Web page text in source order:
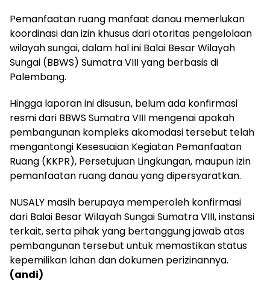
Pemanfaatan ruang manfaat danau memerlukan
koordinasi dan izin khusus dari otoritas pengelolaan
wilayah sungai, dalam hal ini Balai Besar Wilayah
Sungai (BBWS) Sumatra VIII yang berbasis di
Palembang.
Hingga laporan ini disusun, belum ada konfirmasi
resmi dari BBWS Sumatra VIII mengenai apakah
pembangunan kompleks akomodasi tersebut telah
mengantongi Kesesuaian Kegiatan Pemanfaatan
Ruang (KKPR), Persetujuan Lingkungan, maupun izin
pemanfaatan ruang danau yang dipersyaratkan.
NUSALY masih berupaya memperoleh konfirmasi
dari Balai Besar Wilayah Sungai Sumatra VIII, instansi
terkait, serta pihak yang bertanggung jawab atas
pembangunan tersebut untuk memastikan status
kepemilikan lahan dan dokumen perizinannya.
(andi)